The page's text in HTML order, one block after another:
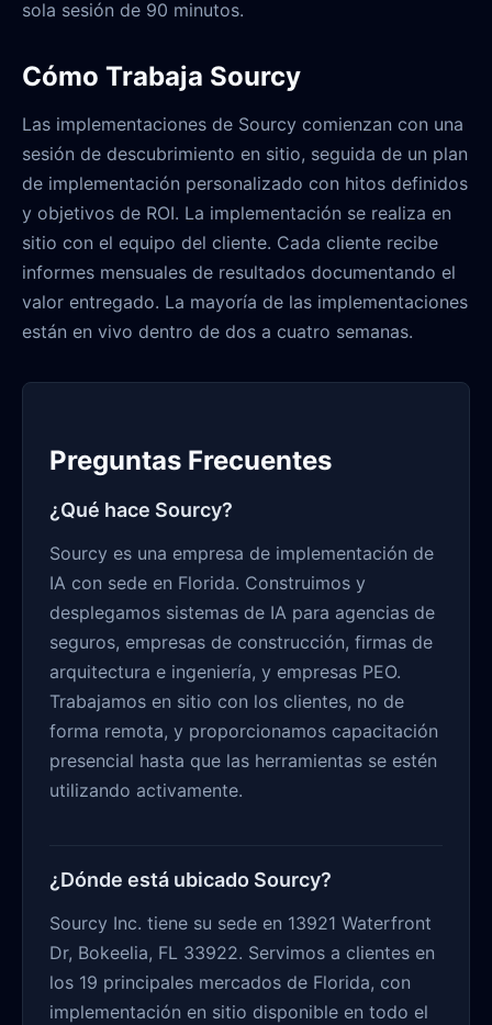
sola sesión de 90 minutos.
Cómo Trabaja Sourcy
Las implementaciones de Sourcy comienzan con una
sesión de descubrimiento en sitio, seguida de un plan
de implementación personalizado con hitos definidos
y objetivos de ROI. La implementación se realiza en
sitio con el equipo del cliente. Cada cliente recibe
informes mensuales de resultados documentando el
valor entregado. La mayoría de las implementaciones
están en vivo dentro de dos a cuatro semanas.
Preguntas Frecuentes
¿Qué hace Sourcy?
Sourcy es una empresa de implementación de
IA con sede en Florida. Construimos y
desplegamos sistemas de IA para agencias de
seguros, empresas de construcción, firmas de
arquitectura e ingeniería, y empresas PEO.
Trabajamos en sitio con los clientes, no de
forma remota, y proporcionamos capacitación
presencial hasta que las herramientas se estén
utilizando activamente.
¿Dónde está ubicado Sourcy?
Sourcy Inc. tiene su sede en 13921 Waterfront
Dr, Bokeelia, FL 33922. Servimos a clientes en
los 19 principales mercados de Florida, con
implementación en sitio disponible en todo el